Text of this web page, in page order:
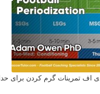
اف تمرینات گرم کردن برای